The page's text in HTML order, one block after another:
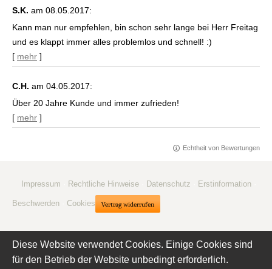
S.K. am 08.05.2017:
Kann man nur empfehlen, bin schon sehr lange bei Herr Freitag
und es klappt immer alles problemlos und schnell! :)
[ mehr ]
C.H. am 04.05.2017:
Über 20 Jahre Kunde und immer zufrieden!
[ mehr ]
Echtheit von Bewertungen
Impressum Rechtliche Hinweise Datenschutz Erstinformation
Beschwerden Cookies Vertrag widerrufen
Diese Website verwendet Cookies. Einige Cookies sind
für den Betrieb der Website unbedingt erforderlich.